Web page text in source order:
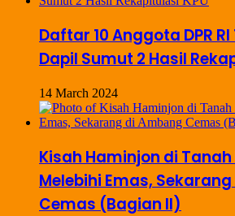
Daftar 10 Anggota DPR
Dapil Sumut 2 Hasil
14 March 2024
Kisah Haminjon di
Melebihi Emas,
Cemas (Bagian II)